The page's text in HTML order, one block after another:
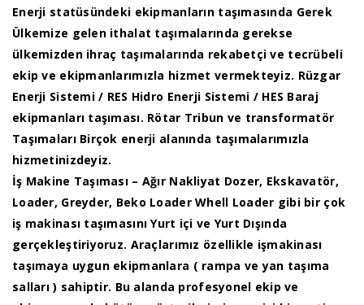
Enerji statüsündeki ekipmanların taşımasında Gerek
Ülkemize gelen ithalat taşımalarında gerekse
ülkemizden ihraç taşımalarında rekabetçi ve tecrübeli
ekip ve ekipmanlarımızla hizmet vermekteyiz. Rüzgar
Enerji Sistemi / RES Hidro Enerji Sistemi / HES Baraj
ekipmanları taşıması. Rötar Tribun ve transformatör
Taşımaları Birçok enerji alanında taşımalarımızla
hizmetinizdeyiz.
İş Makine Taşıması – Ağır Nakliyat Dozer, Ekskavatör,
Loader, Greyder, Beko Loader Whell Loader gibi bir çok
iş makinası taşımasını Yurt içi ve Yurt Dışında
gerçekleştiriyoruz. Araçlarımız özellikle işmakinası
taşımaya uygun ekipmanlara ( rampa ve yan taşıma
salları ) sahiptir. Bu alanda profesyonel ekip ve